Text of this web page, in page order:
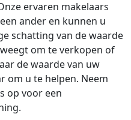
ervaren makelaars
ander en kunnen u
schatting van de waarde
om te verkopen of
de waarde van uw
om u te helpen. Neem
op voor een